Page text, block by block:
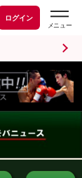
ログイン